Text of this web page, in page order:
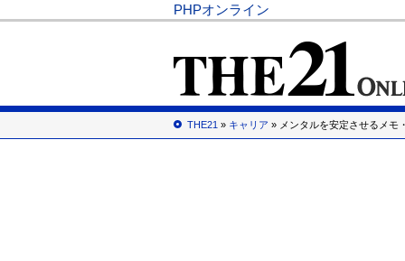
PHPオンライン
THE21 » キャリア » メンタルを安定させるメモ